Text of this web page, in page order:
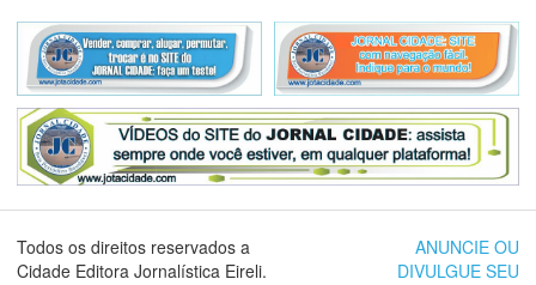
Todos os direitos reservados a
Cidade Editora Jornalística Eireli.
ANUNCIE OU
DIVULGUE SEU